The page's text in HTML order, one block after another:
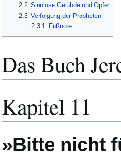
2.2 Sinnlose Gelübde und Opfer
2.3 Verfolgung der Propheten
2.3.1 Fußnote
Das Buch
Kapitel 11
»Bitte nicht